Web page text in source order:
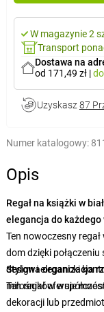
W magazynie 2
Transport
Dostawa na
od 171,49 zł |
Uzyskasz 87
Numer katalogowy:
Opis
Regał na książki w
elegancja do każdego
Ten nowoczesny
dom dzięki
design i elegancki
miłośników
Stylowa organizacja
Ten regał oferuje
dekoracji lub